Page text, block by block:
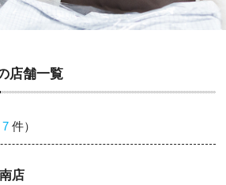
店舗一覧
7 件）
店